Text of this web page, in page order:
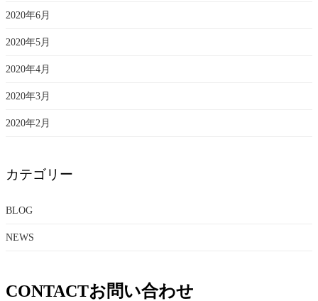
2020年6月
2020年5月
2020年4月
2020年3月
2020年2月
カテゴリー
BLOG
NEWS
CONTACTお問い合わせ